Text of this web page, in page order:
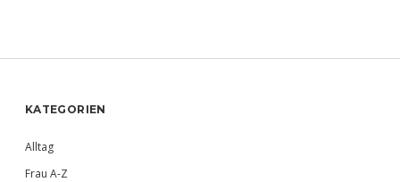
Sidebar
KATEGORIEN
Alltag
Frau A-Z